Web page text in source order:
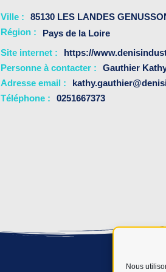
Nous
Ville
85130 LES LANDES
Région :
Pays de la Loire
Site internet
https://
Personne à contacter
Gauthier
Adresse email
Téléphone
0251667373